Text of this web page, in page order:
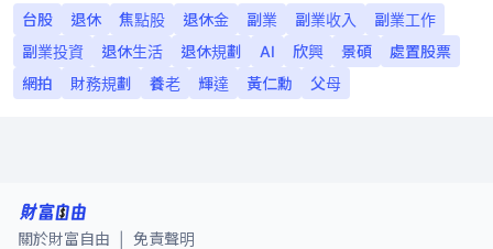
台股
退休 焦點股 退休金 副業 副業收入
副業工作
副業投資
退休生活 退休規劃 AI 欣興 景碩
處置股票
網拍
財務規劃 養老 輝達 黃仁勳 父母
關於財富自由 免責聲明